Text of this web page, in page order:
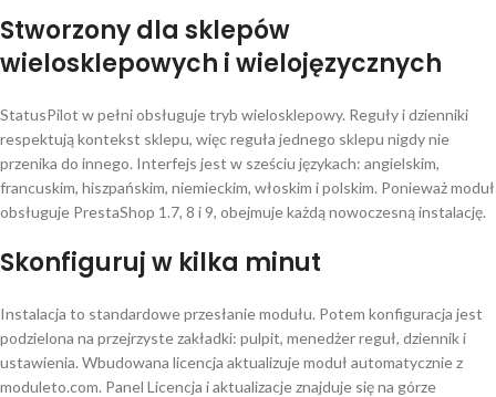
Stworzony dla sklepów
wielosklepowych i wielojęzycznych
StatusPilot w pełni obsługuje tryb wielosklepowy. Reguły i dzienniki
respektują kontekst sklepu, więc reguła jednego sklepu nigdy nie
przenika do innego. Interfejs jest w sześciu językach: angielskim,
francuskim, hiszpańskim, niemieckim, włoskim i polskim. Ponieważ moduł
obsługuje PrestaShop 1.7, 8 i 9, obejmuje każdą nowoczesną instalację.
Skonfiguruj w kilka minut
Instalacja to standardowe przesłanie modułu. Potem konfiguracja jest
podzielona na przejrzyste zakładki: pulpit, menedżer reguł, dziennik i
ustawienia. Wbudowana licencja aktualizuje moduł automatycznie z
moduleto.com. Panel Licencja i aktualizacje znajduje się na górze